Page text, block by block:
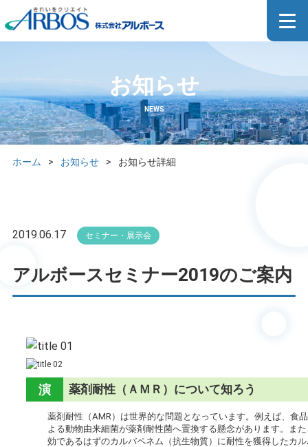
お知らせ
NEWS
ホーム > お知らせ > お知らせ詳細
2019.06.17 セミナー・展示会
アルボースセミナー2019のご案内
演
題
薬剤耐性（ＡＭＲ）について知ろう
薬剤耐性（AMR）は世界的な問題となっています。例えば、食
よる動物由来細菌が薬剤耐性菌へ置換する懸念があります。ま
効であるはずのカルバペネム（抗生物質）に耐性を獲得したカ